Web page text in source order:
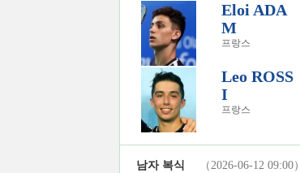
Eloi ADA
M
프랑스
Leo ROSS
I
프랑스
남자 복식 （2026-06-12 09:00）